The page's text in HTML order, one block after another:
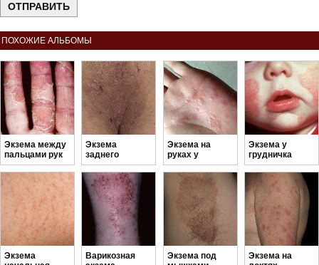
ПОХОЖИЕ АЛЬБОМЫ
Экзема между
пальцами рук
Экзема
заднего
прохода
Экзема на
руках у
ребенка
Экзема у
грудничка
Экзема
Варикозная
Экзема под
Экзема на